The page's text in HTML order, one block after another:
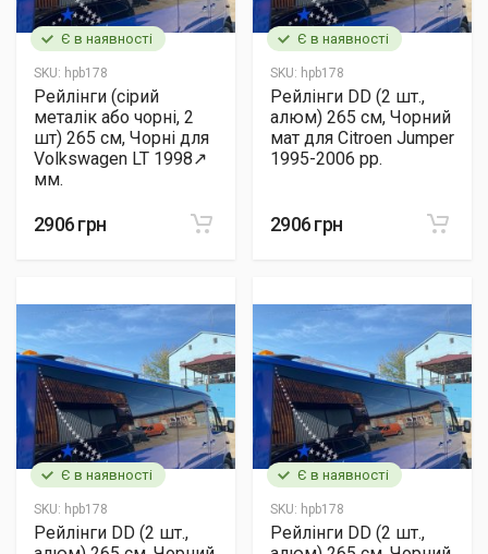
Є в наявності
SKU: hpb178
Рейлінги (сірий
металік або чорні, 2
шт) 265 см, Чорні для
Volkswagen LT 1998↗
мм.
2906 грн
Є в наявності
SKU: hpb178
Рейлінги DD (2 шт.,
алюм) 265 см, Чорний
мат для Citroen Jumper
1995-2006 рр.
2906 грн
Є в наявності
SKU: hpb178
Рейлінги DD (2 шт.,
Є в наявності
SKU: hpb178
Рейлінги DD (2 шт.,